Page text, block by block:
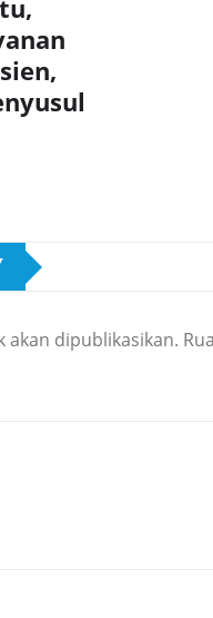
akan dipublikasikan.